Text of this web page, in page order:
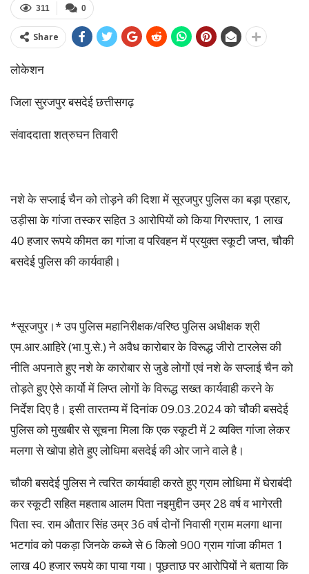
0
311
Share
लोकेशन
जिला सुरजपुर बसदेई छत्तीसगढ़
संवाददाता शत्रुघन तिवारी
नशे के सप्लाई चैन को तोड़ने की दिशा में सूरजपुर पुलिस का बड़ा प्रहार,
उड़ीसा के गांजा तस्कर सहित 3 आरोपियों को किया गिरफ्तार, 1 लाख
40 हजार रूपये कीमत का गांजा व परिवहन में प्रयुक्त स्कूटी जप्त, चौकी
बसदेई पुलिस की कार्यवाही।
*सूरजपुर।* उप पुलिस महानिरीक्षक/वरिष्ठ पुलिस अधीक्षक श्री
एम.आर.आहिरे (भा.पु.से.) ने अवैध कारोबार के विरूद्ध जीरो टारलेस की
नीति अपनाते हुए नशे के कारोबार से जुडे लोगों एवं नशे के सप्लाई चैन को
तोड़ते हुए ऐसे कार्यो में लिप्त लोगों के विरूद्ध सख्त कार्यवाही करने के
निर्देश दिए है। इसी तारतम्य में दिनांक 09.03.2024 को चौकी बसदेई
पुलिस को मुखबीर से सूचना मिला कि एक स्कूटी में 2 व्यक्ति गांजा लेकर
मलगा से खोपा होते हुए लोधिमा बसदेई की ओर जाने वाले है।
चौकी बसदेई पुलिस ने त्वरित कार्यवाही करते हुए ग्राम लोधिमा में घेराबंदी
कर स्कूटी सहित महताब आलम पिता नइमुद्दीन उम्र 28 वर्ष व भागेरती
पिता स्व. राम औतार सिंह उम्र 36 वर्ष दोनों निवासी ग्राम मलगा थाना
भटगांव को पकड़ा जिनके कब्जे से 6 किलो 900 ग्राम गांजा कीमत 1
लाख 40 हजार रूपये का पाया गया। पूछताछ पर आरोपियों ने बताया कि